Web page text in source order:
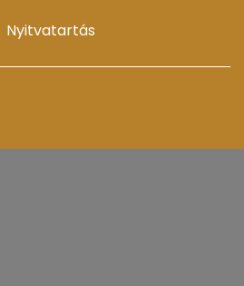
Nyitvatartás